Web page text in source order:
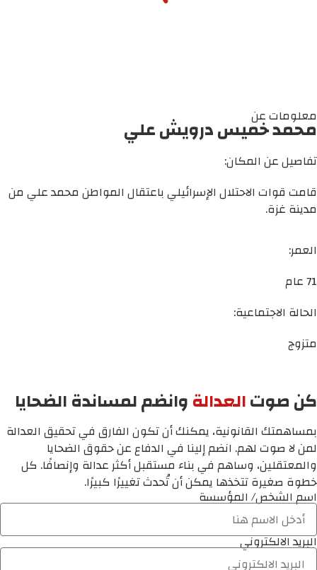
معلومات عن
محمد خميس درويش علي
تفاصيل عن المكان:
قامت قوات الاحتلال الإسرائيلي باعتقال المواطن محمد علي من
مدينة غزة.
العمر:
71 عام
الحالة الاجتماعية:
متزوج
كن صوتالعدالةوانضم لمساندة الضحايا
بمساهمتك القانونية، يمكنك أن تكون الفارق في تحقيق العدالة
لمن لا صوت لهم. انضم إلينا في الدفاع عن حقوق الضحايا
والمعتقلين، وساهم في بناء مستقبل أكثر عدالة وإنصافًا. كل
خطوة صغيرة تتخذها يمكن أن تُحدث تغييرًا كبيرًا.
اسم الشخص/ المؤسسة
البريد الالكتروني